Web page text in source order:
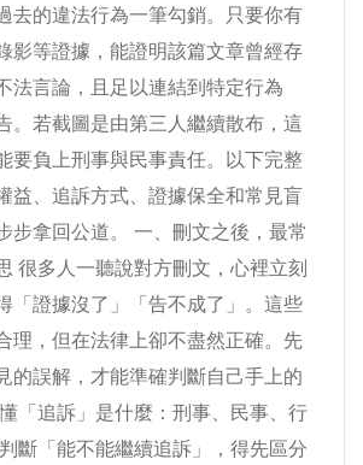
去的違法行為一筆勾銷。只要你有
影等證據，能證明該篇文章曾經存
法言論，且足以連結到特定行為
。若截圖是由第三人繼續散布，這
要負上刑事與民事責任。以下完整
益、追訴方式、證據保全和常見盲
步拿回公道。 一、刪文之後，最常
很多人一聽說對方刪文，心裡立刻
「證據沒了」「告不成了」。這些
理，但在法律上卻不盡然正確。先
的誤解，才能準確判斷自己手上的
「追訴」是什麼：刑事、民事、行
斷「能不能繼續追訴」，得先區分